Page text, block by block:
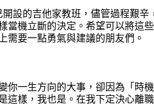
設的吉他家教班，儘管過程艱辛
當機立斷的決定。希望可以將這
需要一點勇氣與建議的朋友們。
你一生方向的大事，卻因為「時
這樣，我也是。在我下定決心離